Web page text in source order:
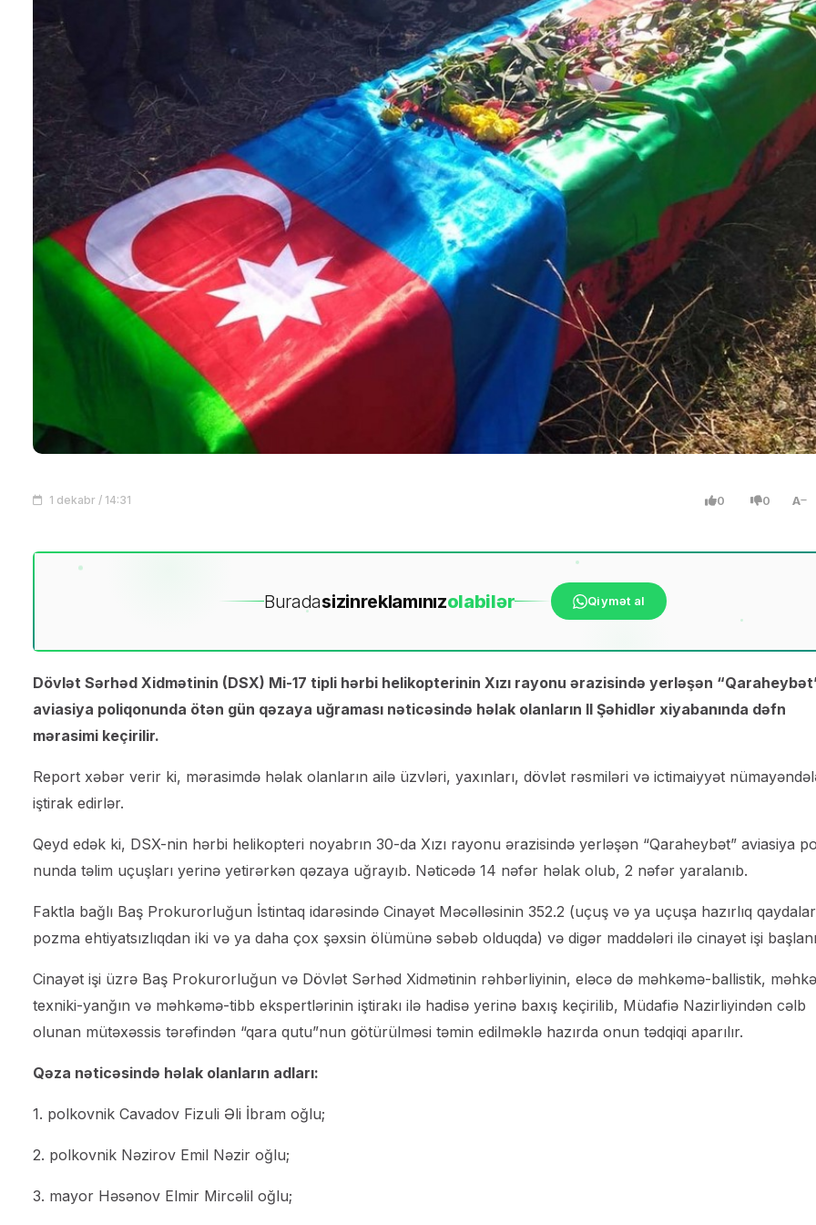
1 dekabr / 14:31 0 0 A
Buradasizinreklamınızolabilər Qiymət al
Dövlət Sərhəd Xidmətinin (DSX) Mi-17 tipli hərbi helikopterinin Xızı rayonu ərazisində yerləşən
aviasiya poliqonunda ötən gün qəzaya uğraması nəticəsində həlak olanların II Şəhidlər xiyabanında dəfn
mərasimi keçirilir.
Report xəbər verir ki, mərasimdə həlak olanların ailə üzvləri, yaxınları, dövlət rəsmiləri və ictimaiyyət
iştirak edirlər.
Qeyd edək ki, DSX-nin hərbi helikopteri noyabrın 30-da Xızı rayonu ərazisində yerləşən “Qaraheybət” aviasiya
nunda təlim uçuşları yerinə yetirərkən qəzaya uğrayıb. Nəticədə 14 nəfər həlak olub, 2 nəfər yaralanıb.
Faktla bağlı Baş Prokurorluğun İstintaq idarəsində Cinayət Məcəlləsinin 352.2 (uçuş və ya uçuşa hazırlıq
pozma ehtiyatsızlıqdan iki və ya daha çox şəxsin ölümünə səbəb olduqda) və digər maddələri ilə cinayət işi
Cinayət işi üzrə Baş Prokurorluğun və Dövlət Sərhəd Xidmətinin rəhbərliyinin, eləcə də məhkəmə-ballistik,
texniki-yanğın və məhkəmə-tibb ekspertlərinin iştirakı ilə hadisə yerinə baxış keçirilib, Müdafiə Nazirliyindən cəlb
olunan mütəxəssis tərəfindən “qara qutu”nun götürülməsi təmin edilməklə hazırda onun tədqiqi aparılır.
Qəza nəticəsində həlak olanların adları:
1. polkovnik Cavadov Fizuli Əli İbram oğlu;
2. polkovnik Nəzirov Emil Nəzir oğlu;
3. mayor Həsənov Elmir Mircəlil oğlu;